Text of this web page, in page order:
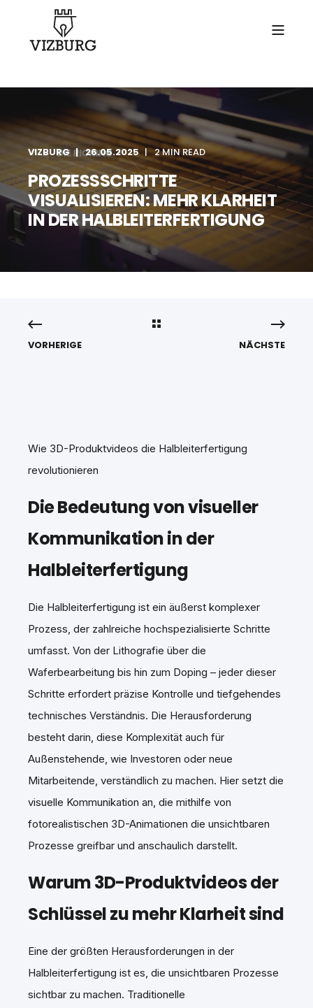
VIZBURG 26.05.2025 2 MIN READ
PROZESSSCHRITTE
VISUALISIEREN: MEHR KLARHEIT
IN DER HALBLEITERFERTIGUNG
VORHERIGE NÄCHSTE
Wie 3D-Produktvideos die Halbleiterfertigung
revolutionieren
Die Bedeutung von visueller
Kommunikation in der
Halbleiterfertigung
Die Halbleiterfertigung ist ein äußerst komplexer
Prozess, der zahlreiche hochspezialisierte Schritte
umfasst. Von der Lithografie über die
Waferbearbeitung bis hin zum Doping – jeder dieser
Schritte erfordert präzise Kontrolle und tiefgehendes
technisches Verständnis. Die Herausforderung
besteht darin, diese Komplexität auch für
Außenstehende, wie Investoren oder neue
Mitarbeitende, verständlich zu machen. Hier setzt die
visuelle Kommunikation an, die mithilfe von
fotorealistischen 3D-Animationen die unsichtbaren
Prozesse greifbar und anschaulich darstellt.
Warum 3D-Produktvideos der
Schlüssel zu mehr Klarheit sind
Eine der größten Herausforderungen in der
Halbleiterfertigung ist es, die unsichtbaren Prozesse
sichtbar zu machen. Traditionelle